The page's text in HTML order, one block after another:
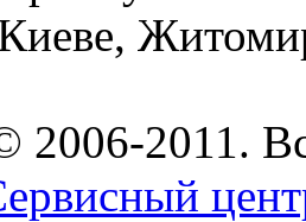
2006-2011.